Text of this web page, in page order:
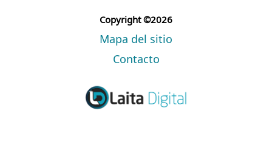
Copyright ©2026
Mapa del sitio
Contacto